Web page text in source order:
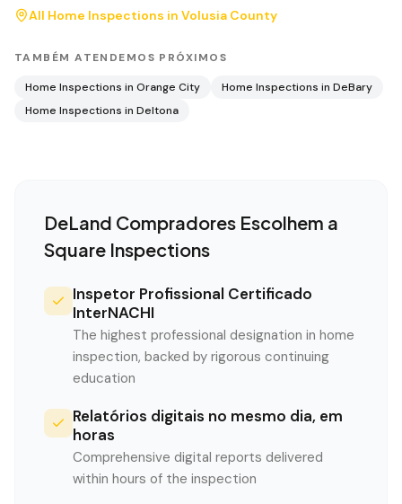
All Home Inspections in Volusia County
TAMBÉM ATENDEMOS PRÓXIMOS
Home Inspections in Orange City Home Inspections in DeBary
Home Inspections in Deltona
DeLand Compradores Escolhem a
Square Inspections
Inspetor Profissional Certificado
InterNACHI
The highest professional designation in home
inspection, backed by rigorous continuing
education
Relatórios digitais no mesmo dia, em
horas
Comprehensive digital reports delivered
within hours of the inspection